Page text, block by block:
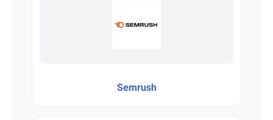
Semrush